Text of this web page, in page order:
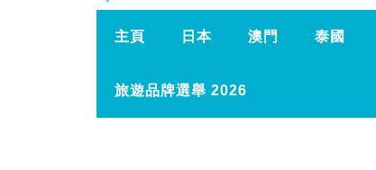
主頁 日本 澳門 泰國
旅遊品牌選舉 2026